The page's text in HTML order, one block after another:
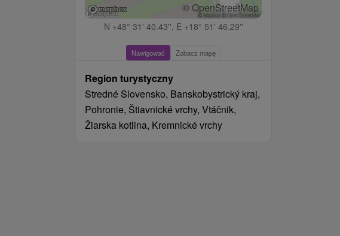
© OpenStreetMap
N +48° 31' 40.43'', E +18° 51' 46.29''
Nawigować Zobacz mapę
Region turystyczny
Stredné Slovensko, Banskobystrický kraj,
Pohronie, Štiavnické vrchy, Vtáčnik,
Žiarska kotlina, Kremnické vrchy